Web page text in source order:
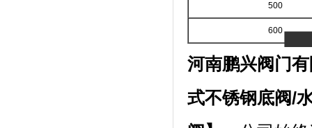
500
600
河南鹏兴阀门
式不锈钢底阀/